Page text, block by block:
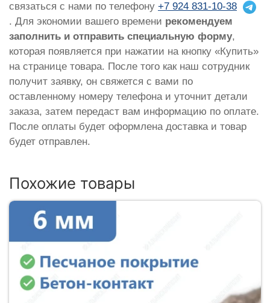
связаться с нами по телефону +7 924 831-10-38
. Для экономии вашего времени рекомендуем
заполнить и отправить специальную форму,
которая появляется при нажатии на кнопку «Купить»
на странице товара. После того как наш сотрудник
получит заявку, он свяжется с вами по
оставленному номеру телефона и уточнит детали
заказа, затем передаст вам информацию по оплате.
После оплаты будет оформлена доставка и товар
будет отправлен.
Похожие товары